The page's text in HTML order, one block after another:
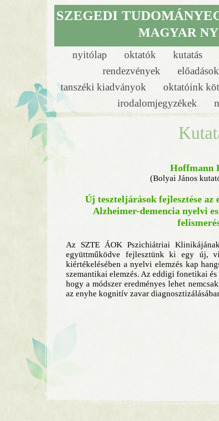
SZEGEDI
MAGYAR
nyitólap oktatók
kutatás
rendezvények
tanszéki kiadványok
oktatóink
irodalomjegyzékek
Hoffmann
(Bolyai János
Új teszteljárások fejlesztése az
Alzheimer-demencia nyelvi
Az SZTE ÁOK Pszichiátriai
együttműködve fejlesztünk ki egy új,
kiértékelésében a nyelvi elemzés kap
szemantikai elemzés. Az eddigi fonetikai
hogy a módszer eredményes lehet
az enyhe kognitív zavar